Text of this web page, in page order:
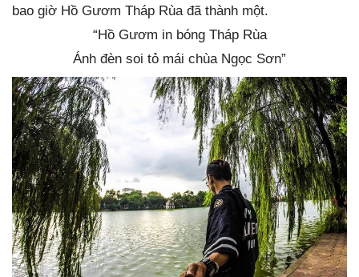
bao giờ Hồ Gươm Tháp Rùa đã thành một.
“Hồ Gươm in bóng Tháp Rùa
Ánh đèn soi tỏ mái chùa Ngọc Sơn”